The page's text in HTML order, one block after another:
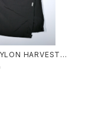
HARVEST L
（2026）